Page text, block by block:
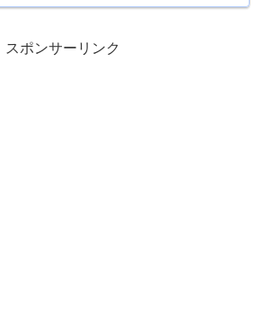
スポンサーリンク